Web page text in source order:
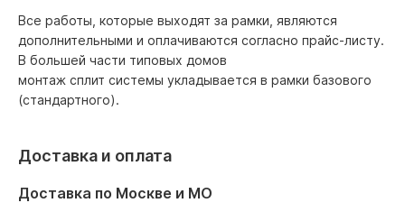
Все работы, которые выходят за рамки, являются
дополнительными и оплачиваются согласно прайс-листу.
В большей части типовых домов
монтаж сплит системы укладывается в рамки базового
(стандартного).
Доставка и оплата
Доставка по Москве и МО